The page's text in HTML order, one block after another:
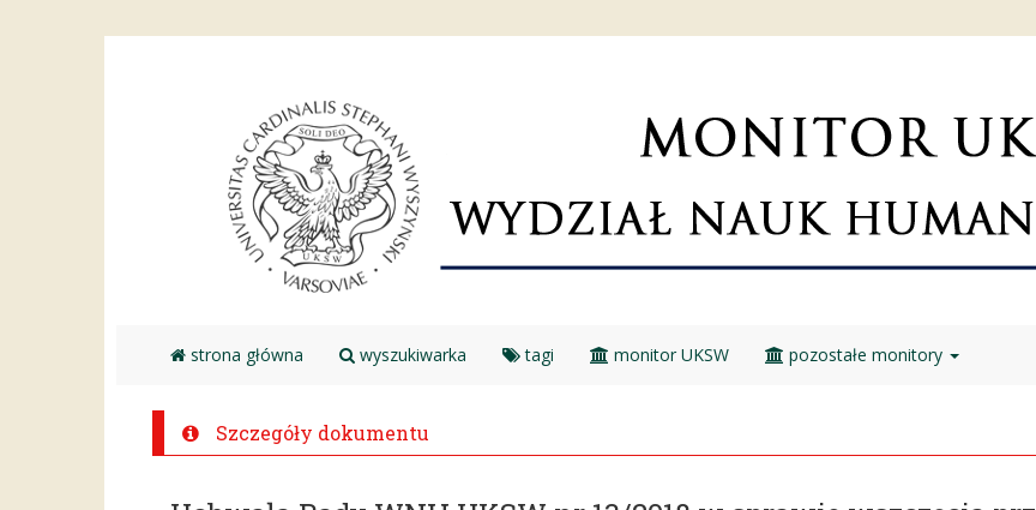
strona główna wyszukiwarka tagi monitor UKSW pozostałe monitory
Szczegóły dokumentu